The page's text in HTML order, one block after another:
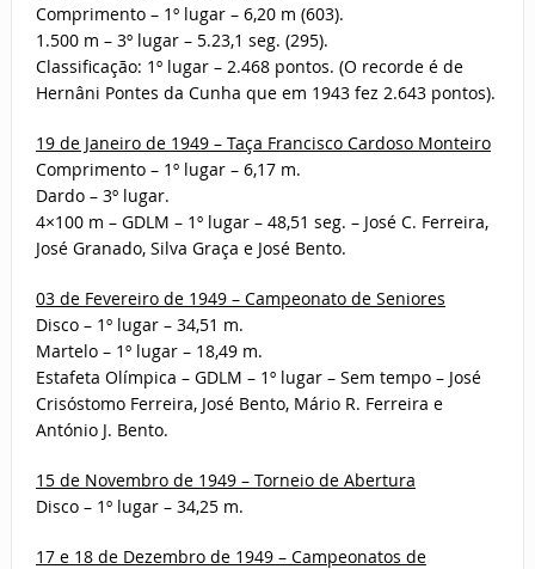
Comprimento – 1º lugar – 6,20 m (603).
1.500 m – 3º lugar – 5.23,1 seg. (295).
Classificação: 1º lugar – 2.468 pontos. (O recorde é de
Hernâni Pontes da Cunha que em 1943 fez 2.643 pontos).
19 de Janeiro de 1949 – Taça Francisco Cardoso Monteiro
Comprimento – 1º lugar – 6,17 m.
Dardo – 3º lugar.
4×100 m – GDLM – 1º lugar – 48,51 seg. – José C. Ferreira,
José Granado, Silva Graça e José Bento.
03 de Fevereiro de 1949 – Campeonato de Seniores
Disco – 1º lugar – 34,51 m.
Martelo – 1º lugar – 18,49 m.
Estafeta Olímpica – GDLM – 1º lugar – Sem tempo – José
Crisóstomo Ferreira, José Bento, Mário R. Ferreira e
António J. Bento.
15 de Novembro de 1949 – Torneio de Abertura
Disco – 1º lugar – 34,25 m.
17 e 18 de Dezembro de 1949 – Campeonatos de